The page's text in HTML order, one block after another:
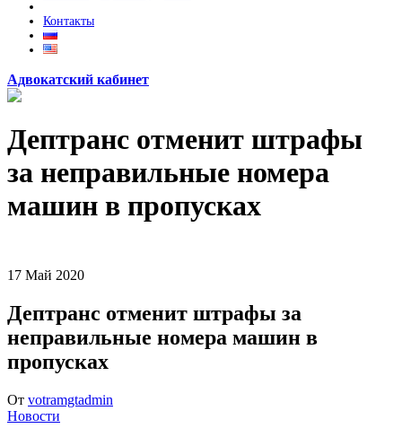
Контакты
Адвокатский кабинет
Дептранс отменит штрафы
за неправильные номера
машин в пропусках
17 Май 2020
Дептранс отменит штрафы за
неправильные номера машин в
пропусках
От votramgtadmin
Новости